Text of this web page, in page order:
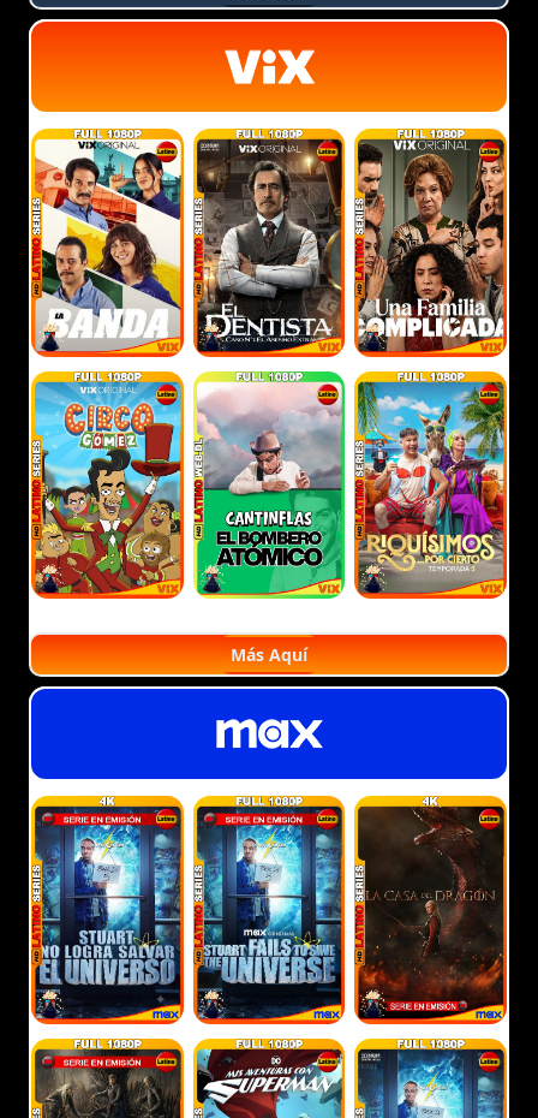
Más Aquí